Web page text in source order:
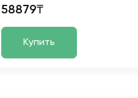
58879₸
Купить